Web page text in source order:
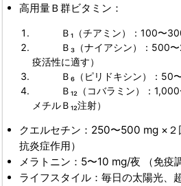
高用量Ｂ群ビタミン：
Ｂ₁（チアミン）：100〜
Ｂ₃（ナイアシン）：500〜
疫活性に適す）
Ｂ₆（ピリドキシン）：50〜
Ｂ₁₂（コバラミン）：1,000
メチルＢ₁₂注射）
クエルセチン：250〜500 mg ×２
抗炎症作用）
メラトニン：5〜10 mg/夜 （免疫
ライフスタイル：毎日の太陽光、